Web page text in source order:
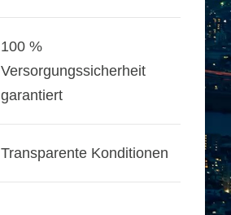
100 %
Versorgungssicherheit
garantiert
Transparente Konditionen